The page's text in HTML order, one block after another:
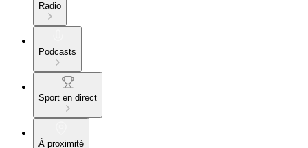
Radio
Podcasts
Sport en direct
À proximité